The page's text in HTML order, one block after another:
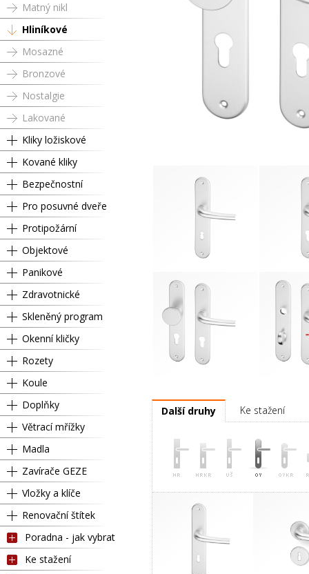
Matný nikl
Hliníkové
Mosazné
Bronzové
Nostalgie
Lakované
Kliky ložiskové
Kované kliky
Bezpečnostní
Pro posuvné dveře
Protipožární
Objektové
Panikové
Zdravotnické
Skleněný program
Okenní kličky
Rozety
Koule
Doplňky
Větrací mřížky
Madla
Zavírače GEZE
Vložky a klíče
Renovační štítek
Poradna - jak vybrat
Ke stažení
Dózický klíč
Další druhy Ke stažení